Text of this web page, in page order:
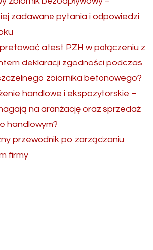
zadawane pytania i odpowiedzi
atest PZH w połączeniu z
deklaracji zgodności podczas
zbiornika betonowego?
handlowe i ekspozytorskie –
na aranżację oraz sprzedaż
handlowym?
przewodnik po zarządzaniu
firmy